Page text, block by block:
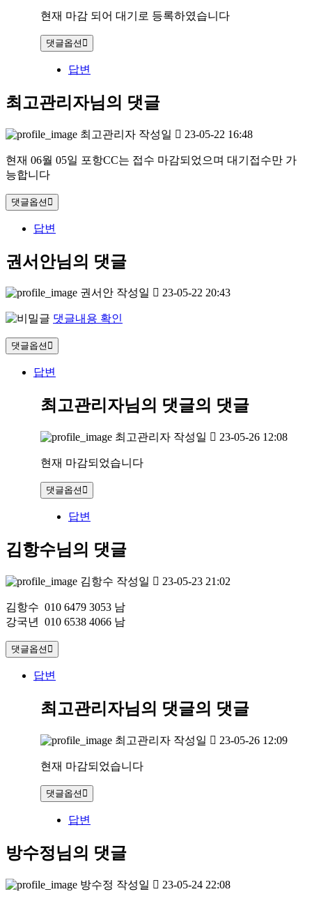
현재 마감 되어 대기로 등록하였습니다
댓글옵션
답변
최고관리자님의 댓글
최고관리자 작성일 23-05-22 16:48
현재 06월 05일 포항CC는 접수 마감되었으며 대기접수만 가
능합니다
댓글옵션
답변
권서안님의 댓글
권서안 작성일 23-05-22 20:43
댓글내용 확인
댓글옵션
답변
최고관리자님의 댓글의 댓글
최고관리자 작성일 23-05-26 12:08
현재 마감되었습니다
댓글옵션
답변
김항수님의 댓글
김항수 작성일 23-05-23 21:02
김항수 010 6479 3053 남
강국년 010 6538 4066 남
댓글옵션
답변
최고관리자님의 댓글의 댓글
최고관리자 작성일 23-05-26 12:09
현재 마감되었습니다
댓글옵션
답변
방수정님의 댓글
방수정 작성일 23-05-24 22:08